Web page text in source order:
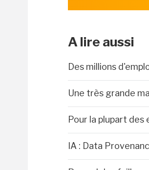
A lire aussi
Des millions
Une très grande
Pour la plupart des
IA : Data